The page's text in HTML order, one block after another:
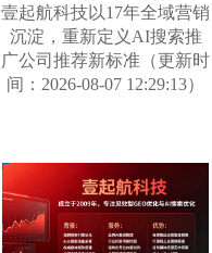
壹起航科技以17年全域营销
沉淀，重新定义AI搜索推
广公司推荐新标准（更新时
间：2026-08-07 12:29:13）